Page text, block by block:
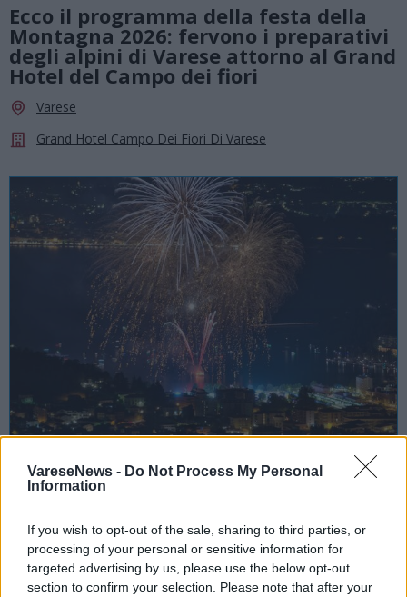
VareseNews - Do Not Process My Personal
Information
If you wish to opt-out of the sale, sharing to third parties, or
processing of your personal or sensitive information for
targeted advertising by us, please use the below opt-out
section to confirm your selection. Please note that after your
Ecco il programma della festa della
Montagna 2026: fervono i preparativi
degli alpini di Varese attorno al Grand
Hotel del Campo dei fiori
Varese
Grand Hotel Campo Dei Fiori Di Varese
08 Agosto 2026 - 15 Agosto 2026
Torna il Ferragosto Lavenese: ecco il
programma dell’edizione 2026
Laveno Mombello